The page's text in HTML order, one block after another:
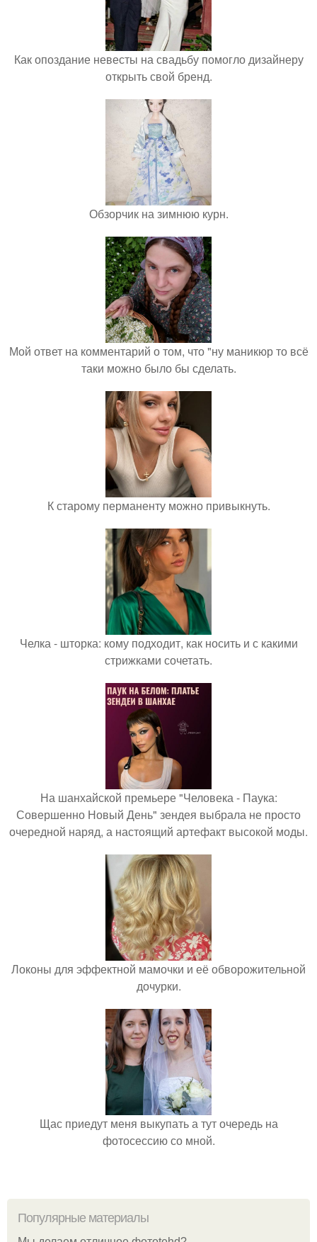
Как опоздание невесты на свадьбу помогло дизайнеру
открыть свой бренд.
Обзорчик на зимнюю курн.
Мой ответ на комментарий о том, что "ну маникюр то всё
таки можно было бы сделать.
К старому перманенту можно привыкнуть.
Челка - шторка: кому подходит, как носить и с какими
стрижками сочетать.
На шанхайской премьере "Человека - Паука:
Совершенно Новый День" зендея выбрала не просто
очередной наряд, а настоящий артефакт высокой моды.
Локоны для эффектной мамочки и её обворожительной
дочурки.
Щас приедут меня выкупать а тут очередь на
фотосессию со мной.
Популярные материалы